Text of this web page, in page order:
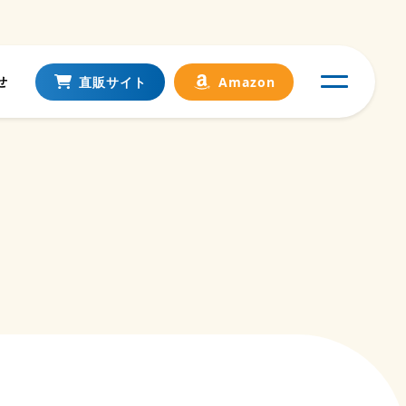
直販サイト Amazon